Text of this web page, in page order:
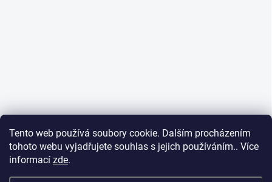
Tento web používá soubory cookie. Dalším procházením
tohoto webu vyjadřujete souhlas s jejich používáním.. Více
informací zde.